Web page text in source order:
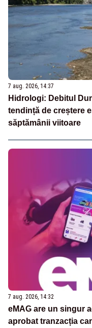
7 aug. 2026, 14:37
Hidrologi: Debitul
tendință de creștere
săptămânii viitoare
7 aug. 2026, 14:32
eMAG are un singur
aprobat tranzacția